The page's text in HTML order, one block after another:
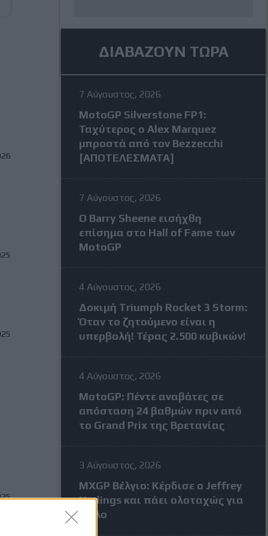
ΔΙΑΒΑΖΟΥΝ ΤΩΡΑ
7 Αύγουστος, 2026
MotoGP Silverstone FP1:
Ταχύτερος ο Alex Marquez
μπροστά από τον Bezzecchi
[ΑΠΟΤΕΛΕΣΜΑΤΑ]
7 Αύγουστος, 2026
Ο Barry Sheene εισήχθη
επίσημα στο Hall of Fame των
MotoGP
4 Αύγουστος, 2026
Δοκιμή Triumph Rocket 3 Storm:
Όταν το ζητούμενο είναι η
υπερβολή! Τέρας 2.500 κυβικών!
4 Αύγουστος, 2026
MotoGP: Πέντε αναβάτες σε
απόσταση 24 βαθμών πριν από
το Grand Prix της Βρετανίας
3 Αύγουστος, 2026
MXGP Βέλγιο: Κέρδισε ο Jeffrey
Herlings και πάει ολοταχώς για
τίτλο